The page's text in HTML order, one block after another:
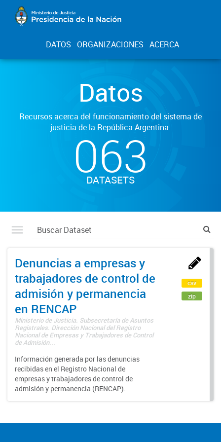
DATOS ORGANIZACIONES ACERCA
Datos
Recursos acerca del funcionamiento del sistema de
justicia de la República Argentina.
063
DATASETS
Denuncias a empresas y
trabajadores de control de
admisión y permanencia
en RENCAP
Ministerio de Justicia. Subsecretaría de Asuntos
Registrales. Dirección Nacional del Registro
Nacional de Empresas y Trabajadores de Control
de Admisión...
Información generada por las denuncias
recibidas en el Registro Nacional de
empresas y trabajadores de control de
admisión y permanencia (RENCAP).
csv
zip